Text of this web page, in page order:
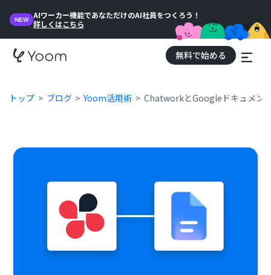
NEW
AIワーカー機能であなただけのAI社員をつくろう！
詳しくはこちら
無料で始める
トップ ブログ Yoom活用術 ChatworkとGoogleドキュメン